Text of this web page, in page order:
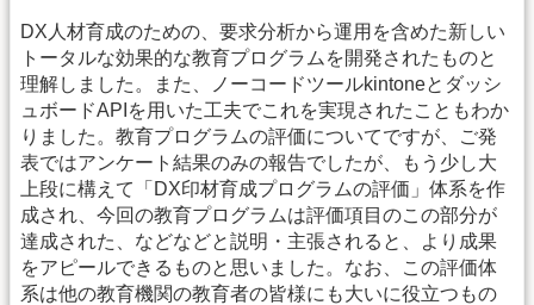
DX人材育成のための、要求分析から運用を含めた新しい
トータルな効果的な教育プログラムを開発されたものと
理解しました。また、ノーコードツールkintoneとダッシ
ュボードAPIを用いた工夫でこれを実現されたこともわか
りました。教育プログラムの評価についてですが、ご発
表ではアンケート結果のみの報告でしたが、もう少し大
上段に構えて「DX印材育成プログラムの評価」体系を作
成され、今回の教育プログラムは評価項目のこの部分が
達成された、などなどと説明・主張されると、より成果
をアピールできるものと思いました。なお、この評価体
系は他の教育機関の教育者の皆様にも大いに役立つもの